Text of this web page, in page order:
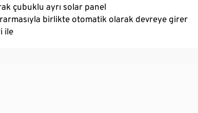
çubuklu ayrı solar panel
birlikte otomatik olarak devreye girer
ile